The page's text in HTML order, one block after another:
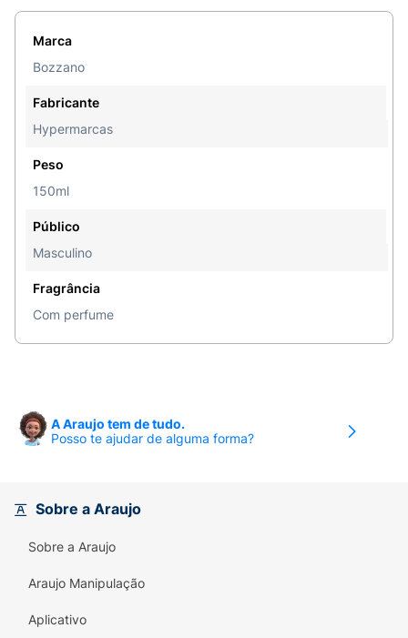
Marca
Bozzano
Fabricante
Hypermarcas
Peso
150ml
Público
Masculino
Fragrância
Com perfume
A Araujo tem de tudo.
Posso te ajudar de alguma forma?
Sobre a Araujo
Sobre a Araujo
Araujo Manipulação
Aplicativo